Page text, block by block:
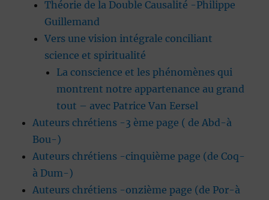
Théorie de la Double Causalité -Philippe
Guillemand
Vers une vision intégrale conciliant
science et spiritualité
La conscience et les phénomènes qui
montrent notre appartenance au grand
tout – avec Patrice Van Eersel
Auteurs chrétiens -3 ème page ( de Abd-à
Bou-)
Auteurs chrétiens -cinquième page (de Coq-
à Dum-)
Auteurs chrétiens -onzième page (de Por-à